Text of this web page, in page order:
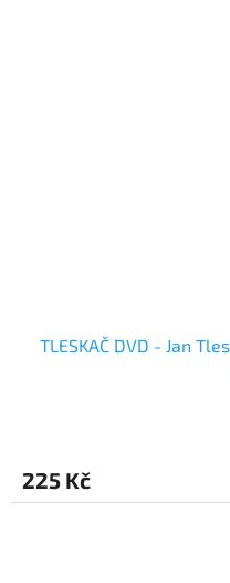
TLESKAČ DVD - Jan
225 Kč